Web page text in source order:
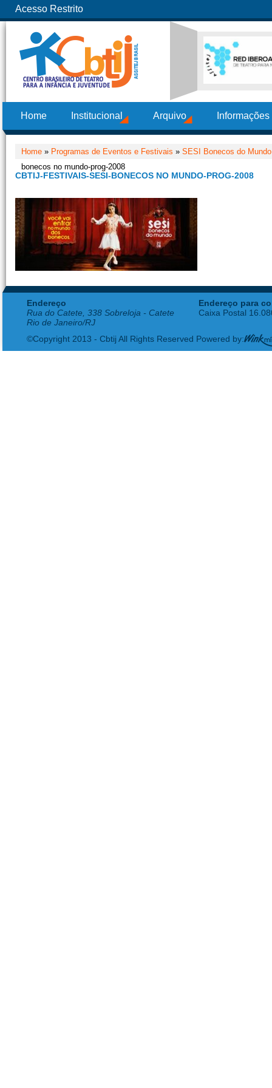
Acesso Restrito
Home Institucional Arquivo
Home » Programas de Eventos e Festivais » SESI Bonecos do
bonecos no mundo-prog-2008
CBTIJ-FESTIVAIS-SESI-BONECOS NO MUNDO-PROG-2008
Endereço
Rua do Catete, 338 Sobreloja - Catete
Rio de Janeiro/RJ
Endereço para
Caixa Postal
©Copyright 2013 - Cbtij All Rights Reserved Powered by: